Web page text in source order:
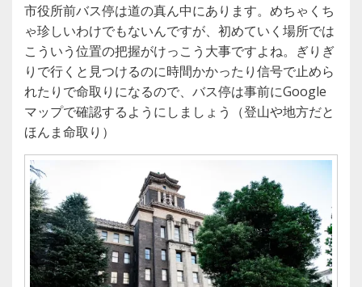
市役所前バス停は道の真ん中にあります。めちゃくち
ゃ珍しいわけでもないんですが、初めていく場所では
こういう位置の把握がけっこう大事ですよね。ぎりぎ
りで行くと見つけるのに時間かかったり信号で止めら
れたりで命取りになるので、バス停は事前にGoogle
マップで確認するようにしましょう（登山や地方だと
ほんま命取り）